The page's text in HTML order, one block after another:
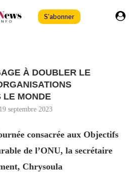
S'abonner
À DOUBLER LE
LE MONDE
19 septembre 2023
consacrée aux Objectifs
de l’ONU, la secrétaire
Chrysoula